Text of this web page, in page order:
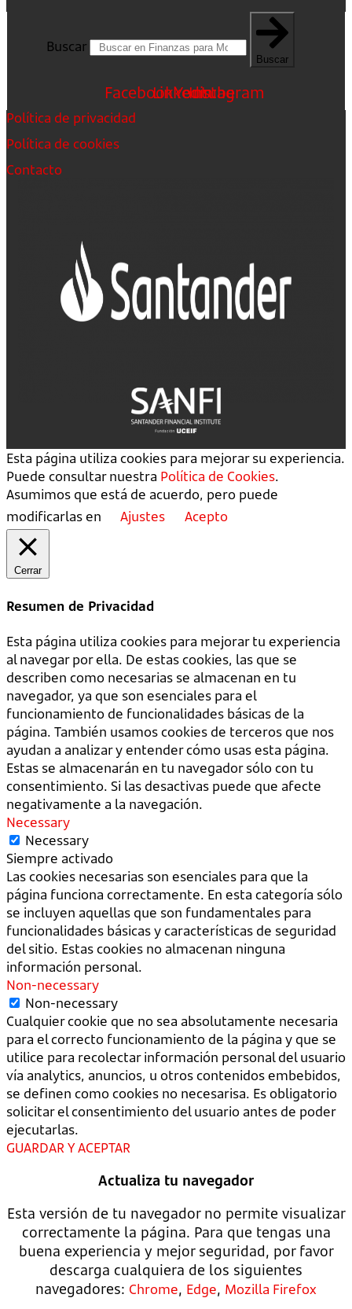
Buscar
Buscar
FacebookLinkedin
Youtube
Instagram
Política de privacidad
Política de cookies
Contacto
Esta página utiliza cookies para mejorar su experiencia.
Puede consultar nuestra Política de Cookies.
Asumimos que está de acuerdo, pero puede
modificarlas en
Ajustes Acepto
Cerrar
Resumen de Privacidad
Esta página utiliza cookies para mejorar tu experiencia
al navegar por ella. De estas cookies, las que se
describen como necesarias se almacenan en tu
navegador, ya que son esenciales para el
funcionamiento de funcionalidades básicas de la
página. También usamos cookies de terceros que nos
ayudan a analizar y entender cómo usas esta página.
Estas se almacenarán en tu navegador sólo con tu
consentimiento. Si las desactivas puede que afecte
negativamente a la navegación.
Necessary
Necessary
Siempre activado
Las cookies necesarias son esenciales para que la
página funciona correctamente. En esta categoría sólo
se incluyen aquellas que son fundamentales para
funcionalidades básicas y características de seguridad
del sitio. Estas cookies no almacenan ninguna
información personal.
Non-necessary
Non-necessary
Cualquier cookie que no sea absolutamente necesaria
para el correcto funcionamiento de la página y que se
utilice para recolectar información personal del usuario
vía analytics, anuncios, u otros contenidos embebidos,
se definen como cookies no necesarisa. Es obligatorio
solicitar el consentimiento del usuario antes de poder
ejecutarlas.
GUARDAR Y ACEPTAR
Actualiza tu navegador
Esta versión de tu navegador no permite visualizar
correctamente la página. Para que tengas una
buena experiencia y mejor seguridad, por favor
descarga cualquiera de los siguientes
navegadores: Chrome, Edge, Mozilla Firefox